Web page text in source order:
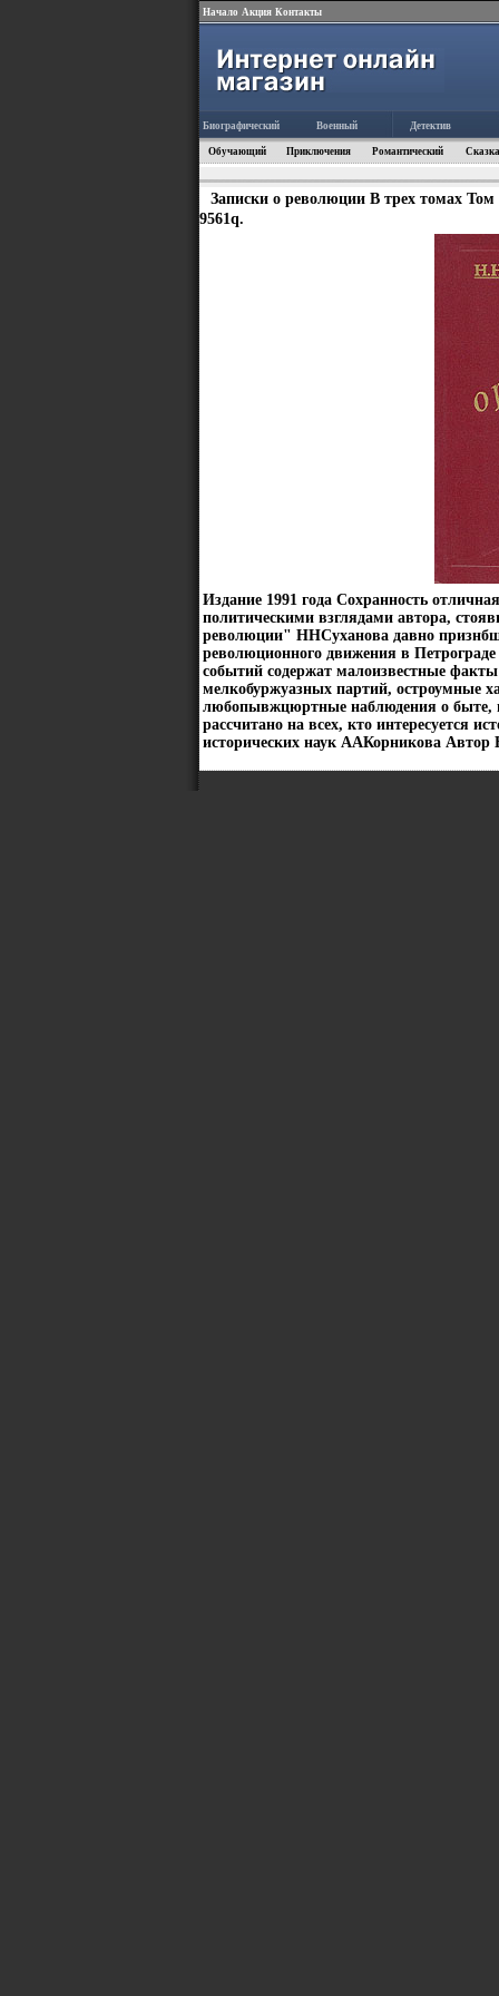
Начало Акция Контакты
Биографический Военный Детектив
Обучающий Приключения Романтический
Записки о революции В трех томах
9561q.
Издание 1991 года Сохранность
политическими взглядами автора,
революции" ННСуханова давно
революционного движения в
событий содержат малоизвестные
мелкобуржуазных партий, остроумные
любопывжцюртные наблюдения о быте,
рассчитано на всех, кто интересуется
исторических наук ААКорникова Автор